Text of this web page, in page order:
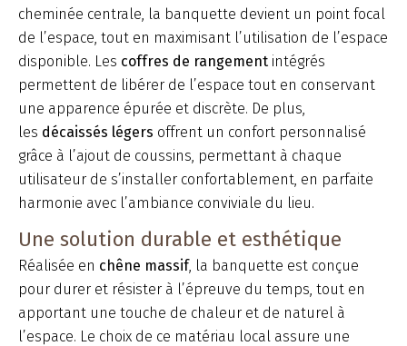
cheminée centrale, la banquette devient un point focal
de l’espace, tout en maximisant l’utilisation de l’espace
disponible. Les coffres de rangement intégrés
permettent de libérer de l’espace tout en conservant
une apparence épurée et discrète. De plus,
les décaissés légers offrent un confort personnalisé
grâce à l’ajout de coussins, permettant à chaque
utilisateur de s’installer confortablement, en parfaite
harmonie avec l’ambiance conviviale du lieu.
Une solution durable et esthétique
Réalisée en chêne massif, la banquette est conçue
pour durer et résister à l’épreuve du temps, tout en
apportant une touche de chaleur et de naturel à
l’espace. Le choix de ce matériau local assure une